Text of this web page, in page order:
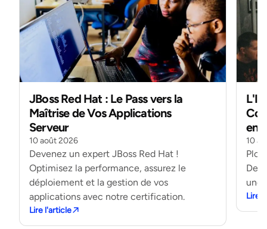
JBoss Red Hat : Le Pass vers la
Maîtrise de Vos Applications
Serveur
10 août 2026
Devenez un expert JBoss Red Hat !
Optimisez la performance, assurez le
déploiement et la gestion de vos
applications avec notre certification.
Lire l'article
10
une
Lire